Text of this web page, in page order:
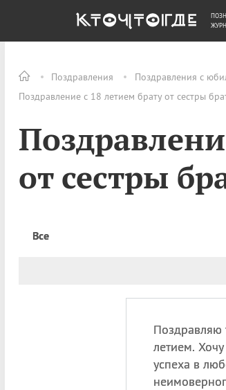
Поздравления Поздравления с
Поздравление с 18 летием брату от сестры
от сестры
Все
Поздравляю
летием.
успеха в
ОБЩЕСТВО